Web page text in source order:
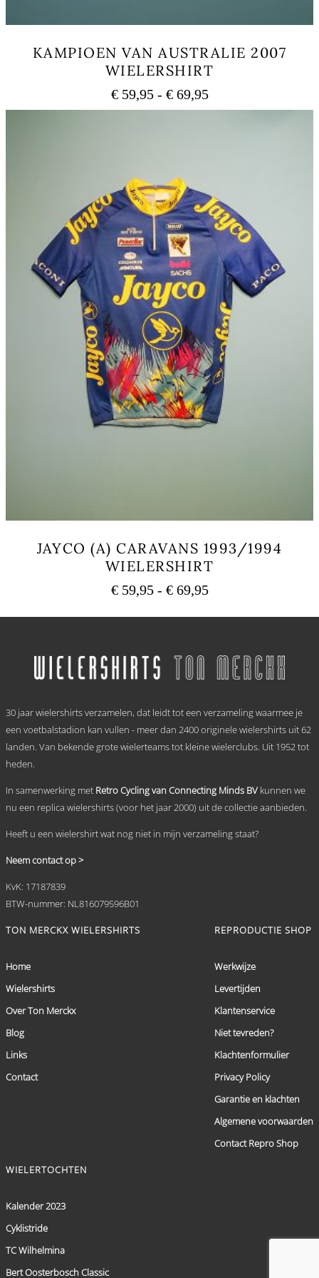
KAMPIOEN VAN AUSTRALIE 2007
WIELERSHIRT
€59,95 - €69,95Prijsklasse:
€ 59,95
Deze
optie
kan
gekozen
worden
op
de
productpagina
JAYCO (A) CARAVANS 1993/1994
WIELERSHIRT
€59,95 - €69,95Prijsklasse:
tot
variaties.
Deze
gekozen
worden
de
30 jaar wielershirts verzamelen, dat leidt tot een verzameling waarmee je
een voetbalstadion kan vullen - meer dan 2400 originele wielershirts uit 62
landen. Van bekende grote wielerteams tot kleine wielerclubs. Uit 1952 tot
heden.
In samenwerking met Retro Cycling van Connecting Minds BV kunnen we
nu een replica wielershirts (voor het jaar 2000) uit de collectie aanbieden.
Heeft u een wielershirt wat nog niet in mijn verzameling staat?
Neem contact op >
KvK: 17187839
BTW-nummer: NL816079596B01
TON MERCKX WIELERSHIRTS
Home
Wielershirts
Over Ton Merckx
Blog
Links
Contact
REPRODUCTIE SHOP
Werkwijze
Levertijden
Klantenservice
Niet tevreden?
Klachtenformulier
Privacy Policy
Garantie en klachten
Algemene voorwaarden
Contact Repro Shop
WIELERTOCHTEN
Kalender 2023
Cyklistride
TC Wilhelmina
Bert Oosterbosch Classic